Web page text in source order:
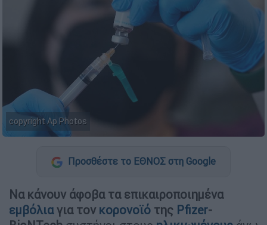
copyright Ap Photos
Προσθέστε το ΕΘΝΟΣ στη Google
Να κάνουν άφοβα τα επικαιροποιημένα
εμβόλιαγια τον κορονοϊό της Pfizer-